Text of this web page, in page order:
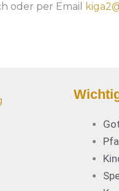
oder per Email